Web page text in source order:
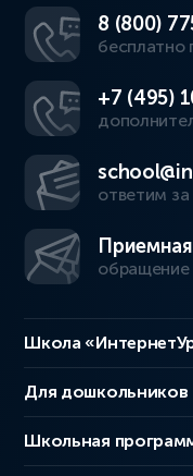
8 (800)
бесплатно
+7 (495)
ответим за
обращение
Школа
Для дошкольников
Школьная